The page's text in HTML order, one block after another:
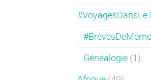
Généalogie (1)